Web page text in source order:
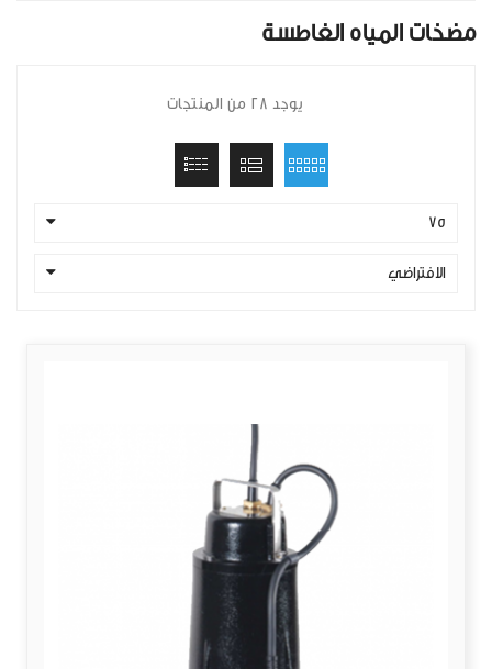
مضخات المياه الغاطسة
يوجد 28 من المنتجات
75
الافتراضي